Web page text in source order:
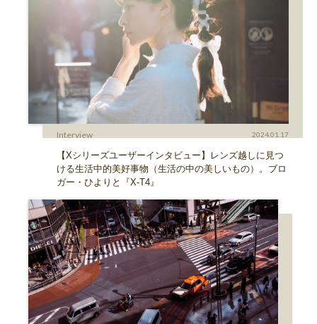
Interview 2024.01.17
【Xシリーズユーザーインタビュー】レンズ越しに見つ
ける生活中的美好事物（生活の中の美しいもの）。ブロ
ガー・ひよりと『X-T4』